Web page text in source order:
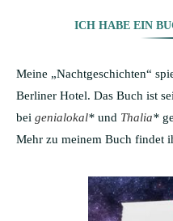
ICH HABE EIN
Meine „Nachtgeschichten“
Berliner Hotel. Das Buch ist
bei genialokal* und Thalia*
Mehr zu meinem Buch findet